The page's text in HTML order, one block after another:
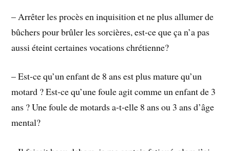
– Arrêter les procès en inquisition et ne plus allumer de
bûchers pour brûler les sorcières, est-ce que ça n’a pas
aussi éteint certaines vocations chrétienne?
– Est-ce qu’un enfant de 8 ans est plus mature qu’un
motard ? Est-ce qu’une foule agit comme un enfant de 3
ans ? Une foule de motards a-t-elle 8 ans ou 3 ans d’âge
mental?